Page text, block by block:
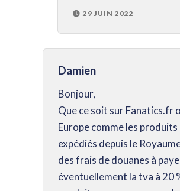
29 JUIN 2022
Damien
Bonjour,
Que ce soit sur Fanatics.fr
Europe comme les
expédiés depuis le
des frais de douanes à
éventuellement la tva à 20